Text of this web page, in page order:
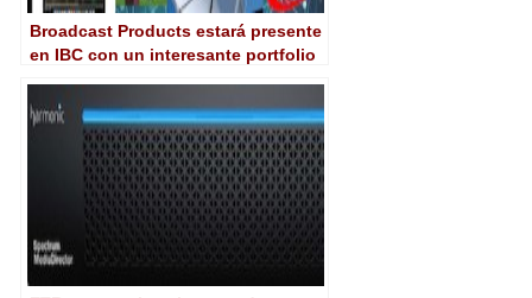
Broadcast Products estará presente
en IBC con un interesante portfolio